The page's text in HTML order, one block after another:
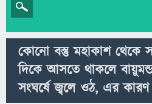
কোনো বস্তু মহাকাশ থেকে
দিকে আসতে থাকলে
সংঘর্ষে জ্বলে ওঠ, এর